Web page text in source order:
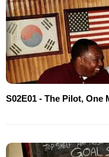
S02E01 - The Pilot, One